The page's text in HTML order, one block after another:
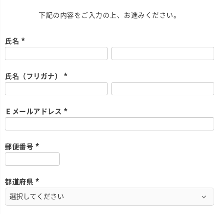
下記の内容をご入力の上、お進みください。
氏名
必
氏名（フリガナ）
必
)
Ｅメールアドレス
必
郵便番号
必
)
都道府県
必
須